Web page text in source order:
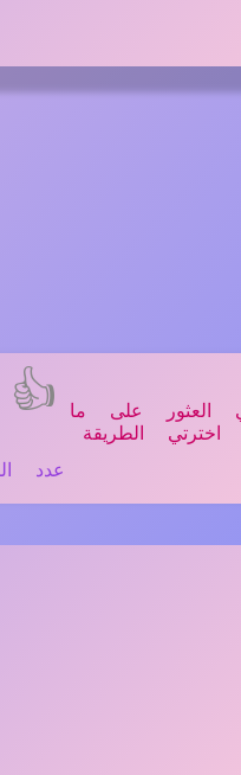
👍
عدد
العثور على ما
الطريقة